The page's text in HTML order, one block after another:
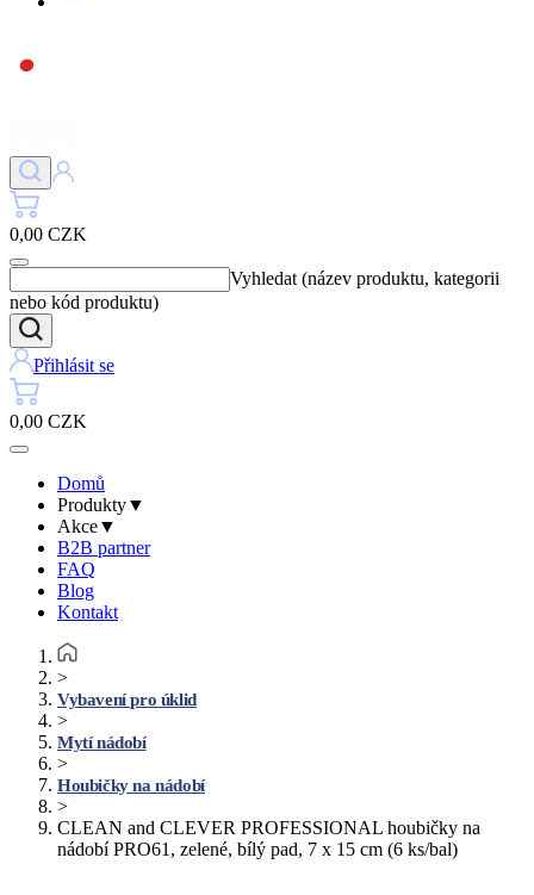
0,00 CZK
Vyhledat (název produktu, kategorii
nebo kód produktu)
Přihlásit se
0,00 CZK
Domů
Produkty▼
Akce▼
B2B partner
FAQ
Blog
Kontakt
>
Vybavení pro úklid
>
Mytí nádobí
>
Houbičky na nádobí
>
CLEAN and CLEVER PROFESSIONAL houbičky na
nádobí PRO61, zelené, bílý pad, 7 x 15 cm (6 ks/bal)